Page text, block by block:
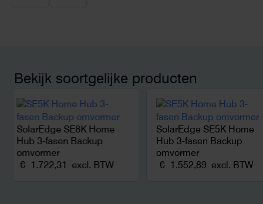
noodstroom voor de
zonnepanelen. Een
netcongestie.
Bekijk soortgelijke producten
SolarEdge SE8K Home
Hub 3-fasen Backup
omvormer
€ 1.722,31 excl. BTW
SolarEdge SE5K Home
Hub 3-fasen Backup
omvormer
€ 1.552,89 excl. BTW